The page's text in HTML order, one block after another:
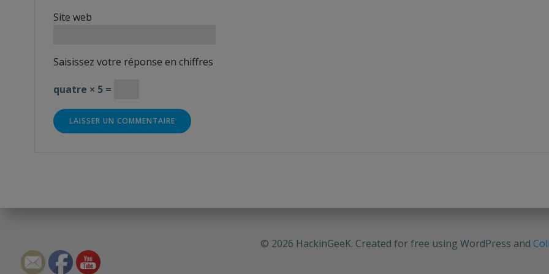
Site web
Saisissez votre réponse en chiffres
quatre × 5 =
© 2026 HackinGeeK. Created for free using WordPress and